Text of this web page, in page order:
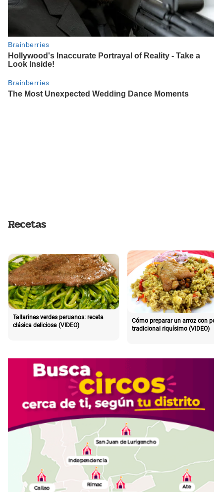
Recetas
Tallarines verdes peruanos: receta
clásica deliciosa (VIDEO)
Cómo preparar un arroz con pollo
tradicional riquísimo (VIDEO)